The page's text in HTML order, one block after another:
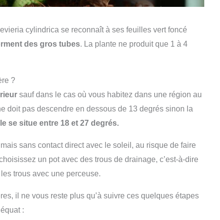
cylindrica se reconnaît à ses feuilles vert foncé
des gros tubes. La plante ne produit que 1 à 4
?
sauf dans le cas où vous habitez dans une région au
doit pas descendre en dessous de 13 degrés sinon la
se situe entre 18 et 27 degrés.
sans contact direct avec le soleil, au risque de faire
un pot avec des trous de drainage, c’est-à-dire
trous avec une perceuse.
il ne vous reste plus qu’à suivre ces quelques étapes
: